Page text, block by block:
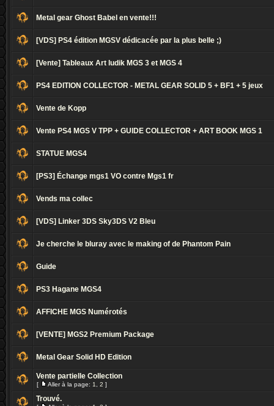
Metal gear Ghost Babel en vente!!!
[VDS] PS4 édition MGSV dédicacée par la plus belle ;)
[Vente] Tableaux Art ludik MGS 3 et MGS 4
PS4 EDITION COLLECTOR - METAL GEAR SOLID 5 + BF1 + 5 jeux
Vente de Kopp
Vente PS4 MGS V TPP + GUIDE COLLECTOR + ART BOOK MGS 1
STATUE MGS4
[PS3] Échange mgs1 VO contre Mgs1 fr
Vends ma collec
[VDS] Linker 3DS Sky3DS V2 Bleu
Je cherche le bluray avec le making of de Phantom Pain
Guide
PS3 Hagane MGS4
AFFICHE MGS Numérotés
[VENTE] MGS2 Premium Package
Metal Gear Solid HD Edition
Vente partielle Collection
[ Aller à la page: 1 2 ]
Trouvé.